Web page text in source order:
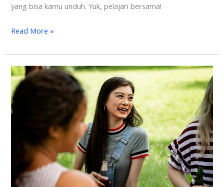
yang bisa kamu unduh. Yuk, pelajari bersama!
Read More »
Cara
Menunjukkan
Arah
dan
Bahasa
Inggris